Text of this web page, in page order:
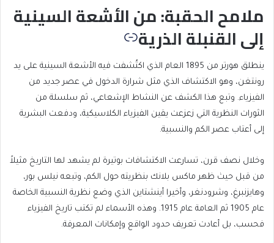
ملامح الحقبة: من الأشعة السينية
إلى القنبلة الذرية
ينطلق هورتر من 1895 العام الذي اكتُشفت فيه الأشعة السينية على يد
رونتغن، وهو الاكتشاف الذي مثل شرارة الدخول في عصر جديد من
الفيزياء. وتبع هذا الكشف عن النشاط الإشعاعي، ثم سلسلة من
الثورات النظرية التي زعزعت يقين الفيزياء الكلاسيكية، ودفعت البشرية
إلى أعتاب عصر الكم والنسبية.
وخلال نصف قرن، تسارعت الاكتشافات بوتيرة لم يشهد لها التاريخ مثيلاً
من قبل حيث ظهر ماكس بلانك بنظريته حول الكم، وتبعه نيلس بور،
وهايزنبرغ، وشرودنغر، وأخيرا أينشتاين الذي وضع نظرية النسبية الخاصة
عام 1905 ثم العامة عام 1915. وهذه الأسماء لم تكتب تاريخ الفيزياء
فحسب، بل أعادت تعريف حدود الواقع وإمكانات المعرفة.